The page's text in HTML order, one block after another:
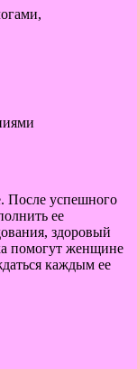
После успешного
ее
здоровый
помогут женщине
каждым ее